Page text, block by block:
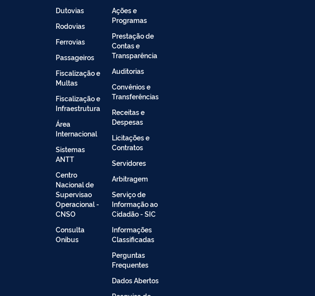
Dutovias
Rodovias
Ferrovias
Passageiros
Fiscalização e
Multas
Fiscalização e
Infraestrutura
Área
Internacional
Sistemas
ANTT
Centro
Nacional de
Supervisao
Operacional -
CNSO
Consulta
Onibus
Ações e
Programas
Prestação de
Contas e
Transparência
Auditorias
Convênios e
Transferências
Receitas e
Despesas
Licitações e
Contratos
Servidores
Arbitragem
Serviço de
Informação ao
Cidadão - SIC
Informações
Classificadas
Perguntas
Frequentes
Dados Abertos